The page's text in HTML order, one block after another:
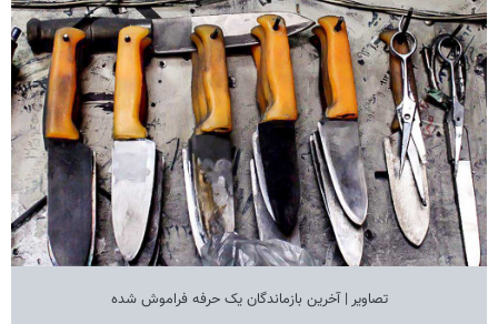
تصاویر | آخرین بازماندگان یک حرفه فراموش شده